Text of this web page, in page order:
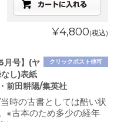
¥4,800(税込)
クリックポスト他可
月号】(ヤ
し)表紙
前田耕陽/集英社
時の古書としては酷い状
※古本のため多少の経年